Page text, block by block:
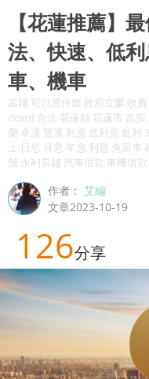
【花蓮推薦】
法、快速、低
車、機車
當鋪 可以當什麼 政府立案 收
dcard 合法 花蓮縣 花蓮市 吉
榮 卓溪 豐濱 利息 低利息 低利
上 日息 月息 年息 利息 免留
舖 永利當鋪 汽車借款 車機借
作者：艾編
文章2023-10-19
126分享